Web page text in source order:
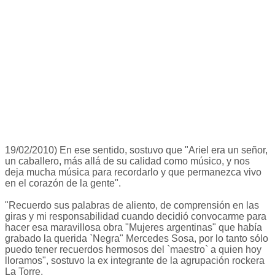
19/02/2010) En ese sentido, sostuvo que "Ariel era un señor,
un caballero, más allá de su calidad como músico, y nos
deja mucha música para recordarlo y que permanezca vivo
en el corazón de la gente".
"Recuerdo sus palabras de aliento, de comprensión en las
giras y mi responsabilidad cuando decidió convocarme para
hacer esa maravillosa obra "Mujeres argentinas" que había
grabado la querida `Negra" Mercedes Sosa, por lo tanto sólo
puedo tener recuerdos hermosos del `maestro` a quien hoy
lloramos", sostuvo la ex integrante de la agrupación rockera
La Torre.